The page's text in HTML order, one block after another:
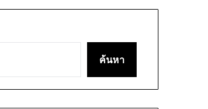
ค้นหา